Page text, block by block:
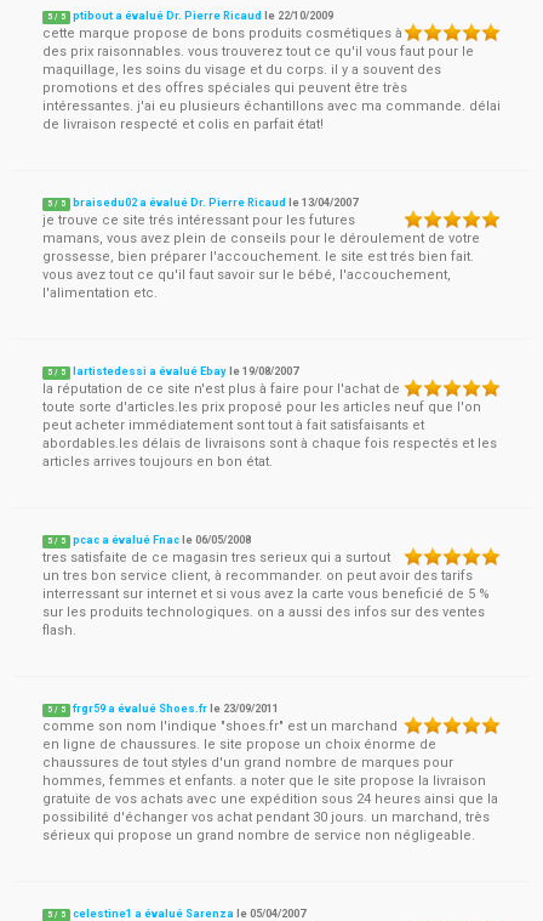
5 / 5 ptibout a évalué Dr. Pierre Ricaud le 22/10/2009
cette marque propose de bons produits cosmétiques à
des prix raisonnables. vous trouverez tout ce qu'il vous faut pour le
maquillage, les soins du visage et du corps. il y a souvent des
promotions et des offres spéciales qui peuvent être très
intéressantes. j'ai eu plusieurs échantillons avec ma commande. délai
de livraison respecté et colis en parfait état!
5 / 5 braisedu02 a évalué Dr. Pierre Ricaud le13/04/2007
je trouve ce site trés intéressant pour les futures
mamans, vous avez plein de conseils pour le déroulement de votre
grossesse, bien préparer l'accouchement. le site est trés bien fait.
vous avez tout ce qu'il faut savoir sur le bébé, l'accouchement,
l'alimentation etc.
5 / 5 lartistedessi a évalué Ebay le19/08/2007
la réputation de ce site n'est plus à faire pour l'achat de
toute sorte d'articles.les prix proposé pour les articles neuf que l'on
peut acheter immédiatement sont tout à fait satisfaisants et
abordables.les délais de livraisons sont à chaque fois respectés et les
articles arrives toujours en bon état.
5 / 5 pcac a évalué Fnac le06/05/2008
tres satisfaite de ce magasin tres serieux qui a surtout
un tres bon service client, à recommander. on peut avoir des tarifs
interressant sur internet et si vous avez la carte vous beneficié de 5 %
sur les produits technologiques. on a aussi des infos sur des ventes
flash.
5 / 5 frgr59 a évalué Shoes.fr le 23/09/2011
comme son nom l'indique "shoes.fr" est un marchand
en ligne de chaussures. le site propose un choix énorme de
chaussures de tout styles d'un grand nombre de marques pour
hommes, femmes et enfants. a noter que le site propose la livraison
gratuite de vos achats avec une expédition sous 24 heures ainsi que la
possibilité d'échanger vos achat pendant 30 jours. un marchand, très
sérieux qui propose un grand nombre de service non négligeable.
5 / 5 celestine1 a évalué Sarenza le05/04/2007